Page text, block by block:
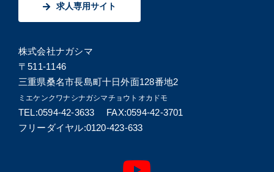
求人専用サイト
株式会社ナガシマ
〒511-1146
三重県桑名市長島町十日外面128番地2
ミエケンクワナシナガシマチョウトオカドモ
TEL:0594-42-3633 FAX:0594-42-3701
フリーダイヤル:0120-423-633